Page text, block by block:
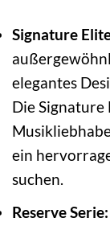
Signature
elegantes
Die
ein
suchen.
Reserve Serie: